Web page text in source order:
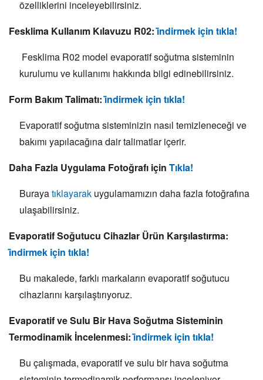
özelliklerini inceleyebilirsiniz.
Fesklima Kullanım Kılavuzu R02:i̇ndirmek için tıkla!
️ Fesklima R02 model evaporatif soğutma sisteminin
kurulumu ve kullanımı hakkında bilgi edinebilirsiniz.
Form Bakım Talimatı:i̇ndirmek için tıkla!
Evaporatif soğutma sisteminizin nasıl temizleneceği ve
bakımı yapılacağına dair talimatlar içerir.
Daha Fazla Uygulama Fotoğrafı için Tıkla!
Burayatıklayarak uygulamamızın daha fazla fotoğrafına
ulaşabilirsiniz.
Evaporatif Soğutucu Cihazlar Ürün Karşılastırma:
i̇ndirmek için tıkla!
Bu makalede, farklı markaların evaporatif soğutucu
cihazlarını karşılaştırıyoruz.
Evaporatif ve Sulu Bir Hava Soğutma Sisteminin
Termodinamik İncelenmesi:i̇ndirmek için tıkla!
Bu çalışmada, evaporatif ve sulu bir hava soğutma